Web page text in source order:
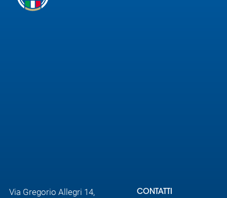
Via Gregorio Allegri 14,
CONTATTI